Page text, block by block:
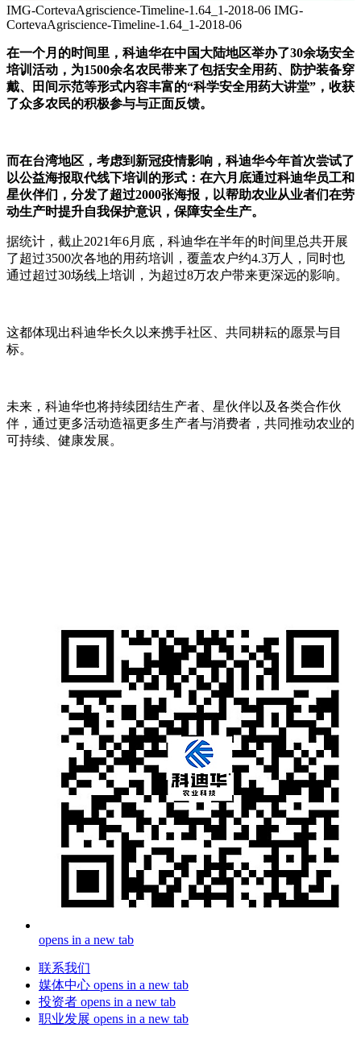
IMG-CortevaAgriscience-Timeline-1.64_1-2018-06 IMG-
CortevaAgriscience-Timeline-1.64_1-2018-06
在一个月的时间里，科迪华在中国大陆地区举办了30余场安全
培训活动，为1500余名农民带来了包括安全用药、防护装备穿
戴、田间示范等形式内容丰富的“科学安全用药大讲堂”，收获
了众多农民的积极参与与正面反馈。
而在台湾地区，考虑到新冠疫情影响，科迪华今年首次尝试了
以公益海报取代线下培训的形式：在六月底通过科迪华员工和
星伙伴们，分发了超过2000张海报，以帮助农业从业者们在劳
动生产时提升自我保护意识，保障安全生产。
据统计，截止2021年6月底，科迪华在半年的时间里总共开展
了超过3500次各地的用药培训，覆盖农户约4.3万人，同时也
通过超过30场线上培训，为超过8万农户带来更深远的影响。
这都体现出科迪华长久以来携手社区、共同耕耘的愿景与目
标。
未来，科迪华也将持续团结生产者、星伙伴以及各类合作伙
伴，通过更多活动造福更多生产者与消费者，共同推动农业的
可持续、健康发展。
opens in a new tab
联系我们
媒体中心 opens in a new tab
投资者 opens in a new tab
职业发展 opens in a new tab